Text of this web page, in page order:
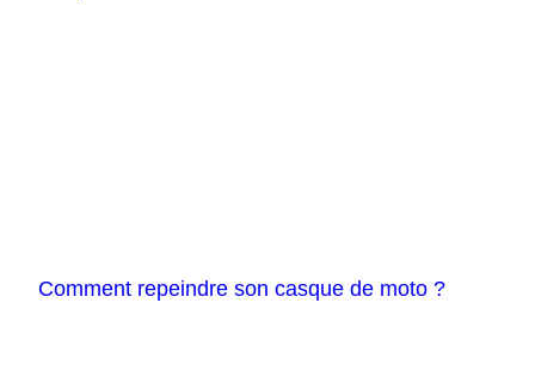
Comment repeindre son casque de moto ?